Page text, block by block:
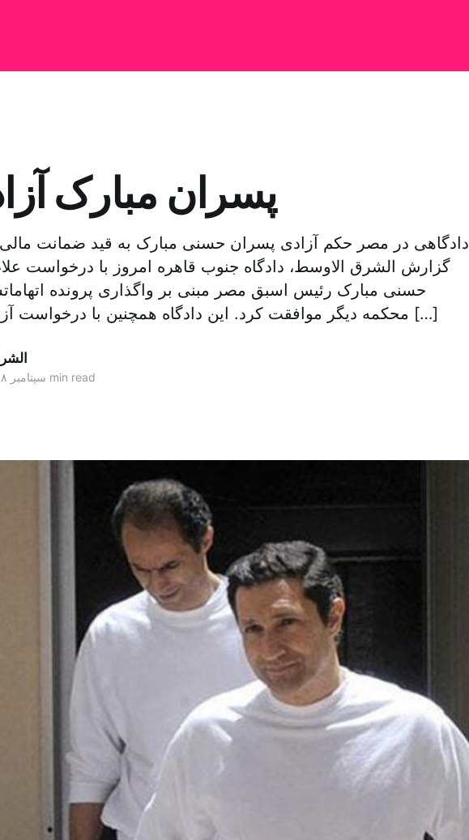
پسران مبارک
دادگاهی در مصر حکم آزادی پسران حسنی مبارک به قید ضمانت مالی
گزارش الشرق الاوسط، دادگاه جنوب قاهره امروز با درخواست
حسنی مبارک رئیس اسبق مصر مبنی بر واگذاری پرونده
محکمه دیگر موافقت کرد. این دادگاه همچنین با درخواست آزادی علاء و جمال […]
۲۱ سپتامبر ۲۰۱۸ 1 min read